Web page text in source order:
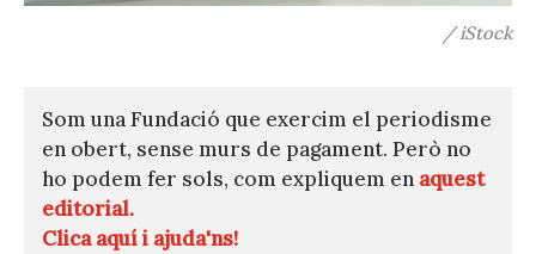
/ iStock
Som una Fundació que exercim el periodisme
en obert, sense murs de pagament. Però no
ho podem fer sols, com expliquem en aquest
editorial.
Clica aquí i ajuda'ns!